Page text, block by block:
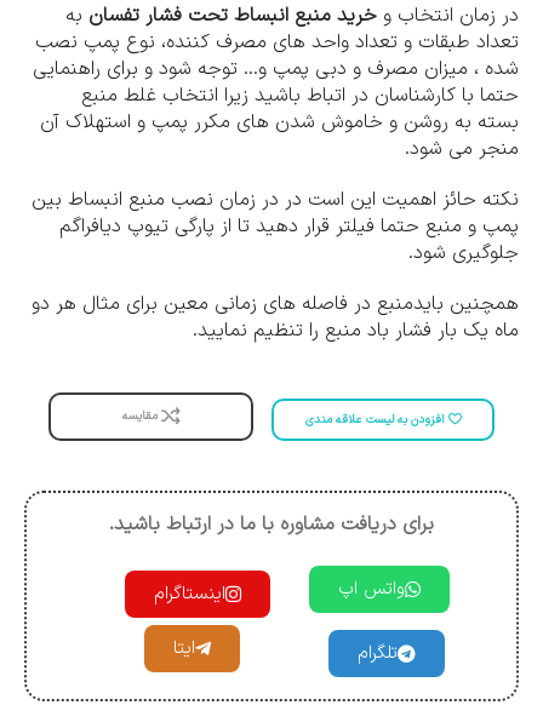
در زمان انتخاب و خرید منبع انبساط تحت فشار تفسان به
تعداد طبقات و تعداد واحد های مصرف کننده، نوع پمپ نصب
شده ، میزان مصرف و دبی پمپ و… توجه شود و برای راهنمایی
حتما با کارشناسان در اتباط باشید زیرا انتخاب غلط منبع
بسته به روشن و خاموش شدن های مکرر پمپ و استهلاک آن
منجر می شود.
نکته حائز اهمیت این است در در زمان نصب منبع انبساط بین
پمپ و منبع حتما فیلتر قرار دهید تا از پارگی تیوپ دیافراگم
جلوگیری شود.
همچنین بایدمنبع در فاصله های زمانی معین برای مثال هر دو
ماه یک بار فشار باد منبع را تنظیم نمایید.
افزودن به لیست علاقه مندی مقایسه
برای دریافت مشاوره با ما در ارتباط باشید.
واتس اپ اینستاگرام
تلگرام ایتا